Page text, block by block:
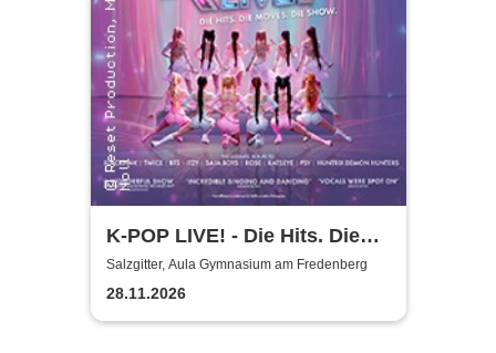
K-POP LIVE! - Die Hits. Die
Moves. Die Show.
Salzgitter, Aula Gymnasium am Fredenberg
28.11.2026